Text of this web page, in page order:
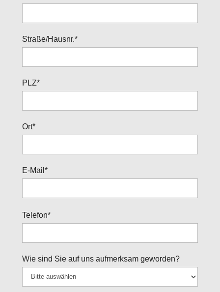
Straße/Hausnr.*
PLZ*
Ort*
E-Mail*
lasse
leer.
Telefon*
Wie sind Sie auf uns aufmerksam geworden?